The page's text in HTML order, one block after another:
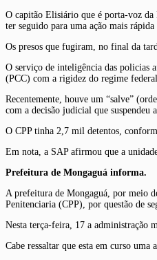
O capitão Elisiário que é porta-voz da
ter seguido para uma ação mais
Os presos que fugiram, no final da
O serviço de inteligência das policias
(PCC) com a rigidez do regime
Recentemente, houve um “salve”
com a decisão judicial que suspendeu
O CPP tinha 2,7 mil detentos,
Em nota, a SAP afirmou que a
Prefeitura de Mongaguá informa.
A prefeitura de Mongaguá, por meio
Penitenciaria (CPP), por questão de
Nesta terça-feira, 17 a administração
Cabe ressaltar que esta em curso